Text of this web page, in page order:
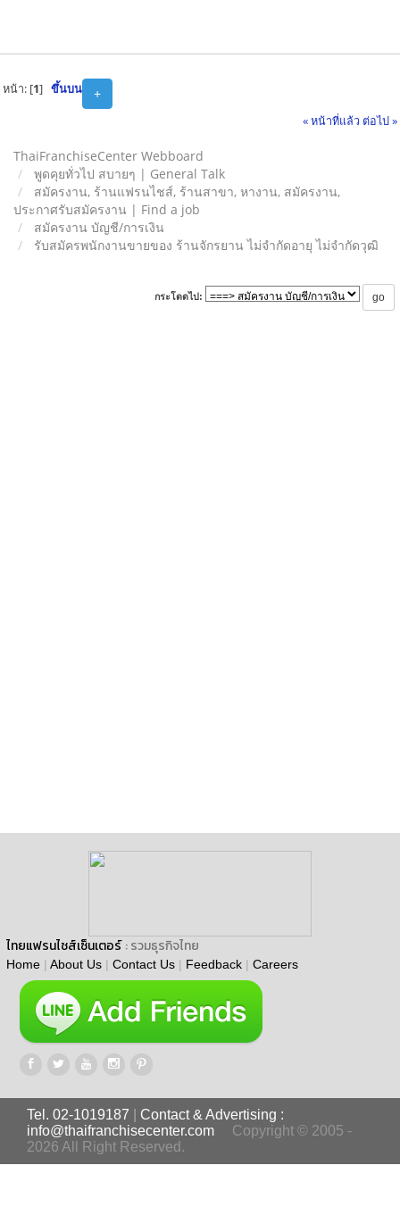
+
หน้า: [1] ขึ้นบน
« หน้าที่แล้ว ต่อไป »
ThaiFranchiseCenter Webboard
พูดคุยทั่วไป สบายๆ | General Talk
สมัครงาน, ร้านแฟรนไชส์, ร้านสาขา, หางาน, สมัครงาน,
ประกาศรับสมัครงาน | Find a job
สมัครงาน บัญชี/การเงิน
รับสมัครพนักงานขายของ ร้านจักรยาน ไม่จำกัดอายุ ไม่จำกัดวุฒิ
กระโดดไป:
ไทยแฟรนไชส์เซ็นเตอร์ : รวมธุรกิจไทย
Home | About Us | Contact Us | Feedback | Careers
Tel. 02-1019187
Contact & Advertising :
info@thaifranchisecenter.com
Copyright © 2005 -
2026 All Right Reserved.